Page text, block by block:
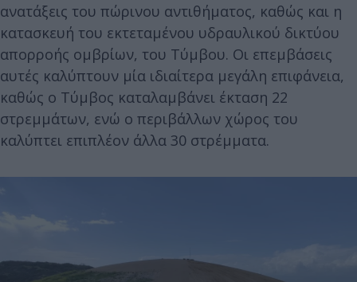
ανατάξεις του πώρινου αντιθήματος, καθώς και η
κατασκευή του εκτεταμένου υδραυλικού δικτύου
απορροής ομβρίων, του Τύμβου. Οι επεμβάσεις
αυτές καλύπτουν μία ιδιαίτερα μεγάλη επιφάνεια,
καθώς ο Τύμβος καταλαμβάνει έκταση 22
στρεμμάτων, ενώ ο περιβάλλων χώρος του
καλύπτει επιπλέον άλλα 30 στρέμματα.